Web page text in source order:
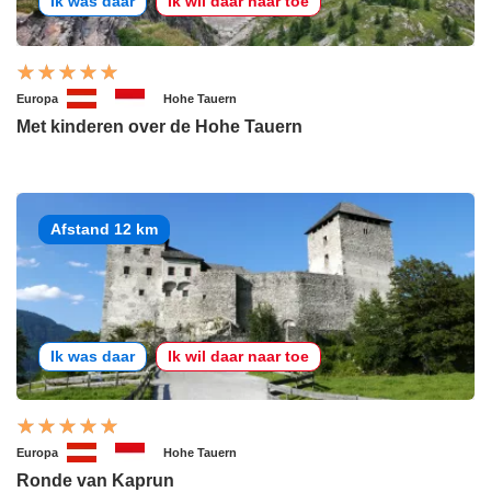
Europa Hohe Tauern
Met kinderen over de Hohe Tauern
Afstand 12 km
Ik was daar Ik wil daar naar toe
Europa Hohe Tauern
Ronde van Kaprun